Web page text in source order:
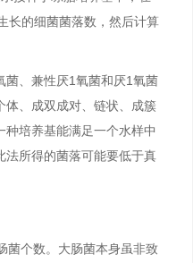
长的细菌菌落数，然后计算
菌、兼性厌1氧菌和厌1氧菌
体、成双成对、链状、成簇
培养基能满足一个水样中
法所得的菌落可能要低于真
菌个数。大肠菌本身虽非致